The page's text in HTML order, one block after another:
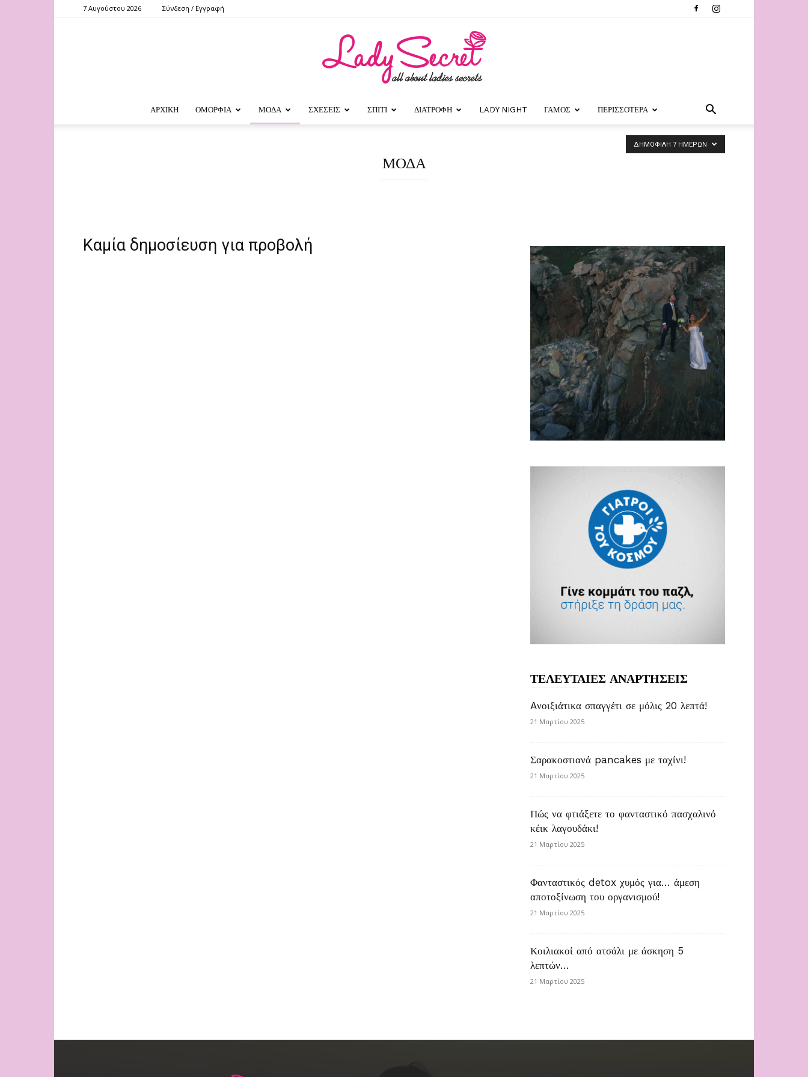
7 Αυγούστου 2026 Σύνδεση / Εγγραφή
ΑΡΧΙΚΗ ΟΜΟΡΦΙΑ ΜΟΔΑ ΣΧΕΣΕΙΣ ΣΠΙΤΙ ΔΙΑΤΡΟΦΗ LADY NIGHT ΓΑΜΟΣ ΠΕΡΙΣΣΟΤΕΡΑ
ΜΟΔΑ
ΔΗΜΟΦΙΛΗ 7 ΗΜΕΡΩΝ
Καμία δημοσίευση για προβολή
ΤΕΛΕΥΤΑΙΕΣ ΑΝΑΡΤΗΣΕΙΣ
Aνοιξιάτικα σπαγγέτι σε μόλις 20 λεπτά!
21 Μαρτίου 2025
Σαρακοστιανά pancakes με ταχίνι!
21 Μαρτίου 2025
Πώς να φτιάξετε το φανταστικό πασχαλινό
κέικ λαγουδάκι!
21 Μαρτίου 2025
Φανταστικός detox χυμός για… άμεση
αποτοξίνωση του οργανισμού!
21 Μαρτίου 2025
Κοιλιακοί από ατσάλι με άσκηση 5
λεπτών…
21 Μαρτίου 2025